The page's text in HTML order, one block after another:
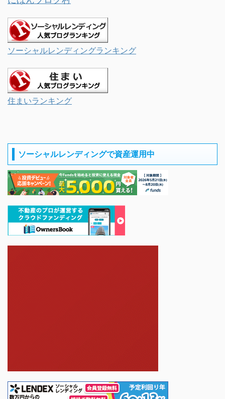
ソーシャルレンディングランキング
住まいランキング
ソーシャルレンディングで資産運用中